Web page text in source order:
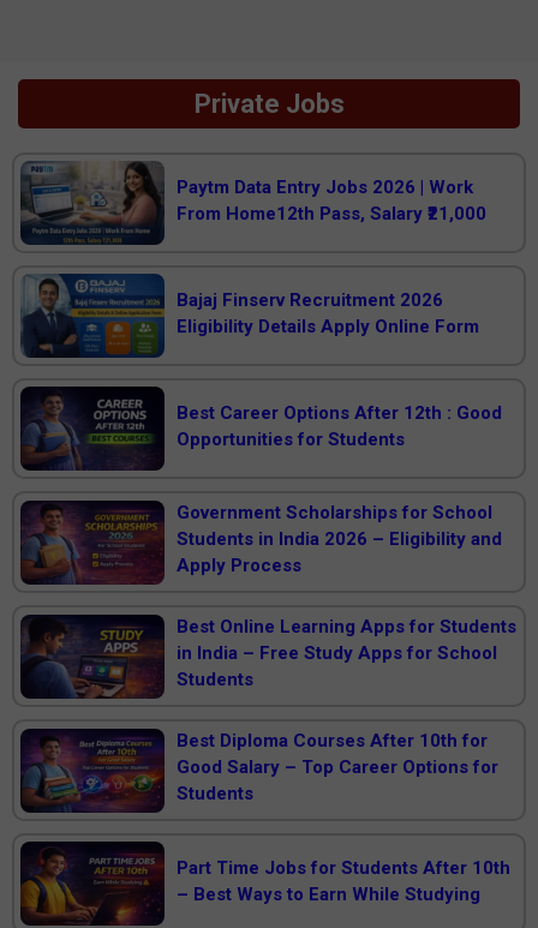
Private Jobs
Paytm Data Entry Jobs 2026 | Work
From Home12th Pass, Salary ₹21,000
Bajaj Finserv Recruitment 2026
Eligibility Details Apply Online Form
Best Career Options After 12th : Good
Opportunities for Students
Government Scholarships for School
Students in India 2026 – Eligibility and
Apply Process
Best Online Learning Apps for Students
in India – Free Study Apps for School
Students
Best Diploma Courses After 10th for
Good Salary – Top Career Options for
Students
Part Time Jobs for Students After 10th
– Best Ways to Earn While Studying